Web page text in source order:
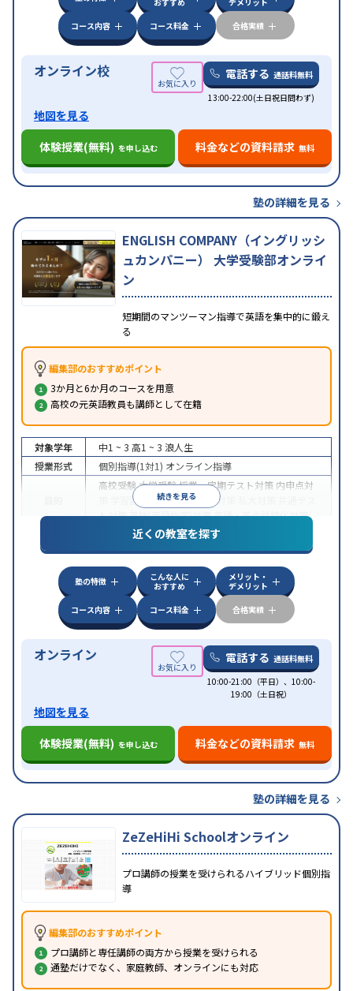
コース内容
コース料金 合格実績
オンライン校 電話する 通話料無料
13:00-22:00(土日祝日問わず)
地図を見る
体験授業(無料) を申し込む 料金などの資料請求 無料
塾の詳細を見る
ENGLISH COMPANY（イングリッシ
ュカンパニー） 大学受験部オンライ
ン
短期間のマンツーマン指導で英語を集中的に鍛え
る
編集部のおすすめポイント
3か月と6か月のコースを用意
高校の元英語教員も講師として在籍
続きを見る
対象学年 中1 ~ 3 高1 ~ 3 浪人生
授業形式
個別指導(1対1) オンライン指導
高校受験大学受験授業・定期テスト対策 内申点対
学習習慣の定着国公立大対策
ト対策英検(英語検定)対策英語・英会話特化対策
特徴
中高一貫校生に対応授業の振替可能
学習にPC・タブレットを利用オンライン対応1
科目から受講可能
近くの教室を探す
塾の特徴
こんな人に
おすすめ
メリット・
デメリット
コース内容
コース料金 合格実績
オンライン 電話する 通話料無料
10:00-21:00（平日）、10:00-
19:00（土日祝）
地図を見る
体験授業(無料) を申し込む 料金などの資料請求 無料
塾の詳細を見る
ZeZeHiHi Schoolオンライン
プロ講師の授業を受けられるハイブリッド個別指
導
編集部のおすすめポイント
プロ講師と専任講師の両方から授業を受けられる
通塾だけでなく、家庭教師、オンラインにも対応